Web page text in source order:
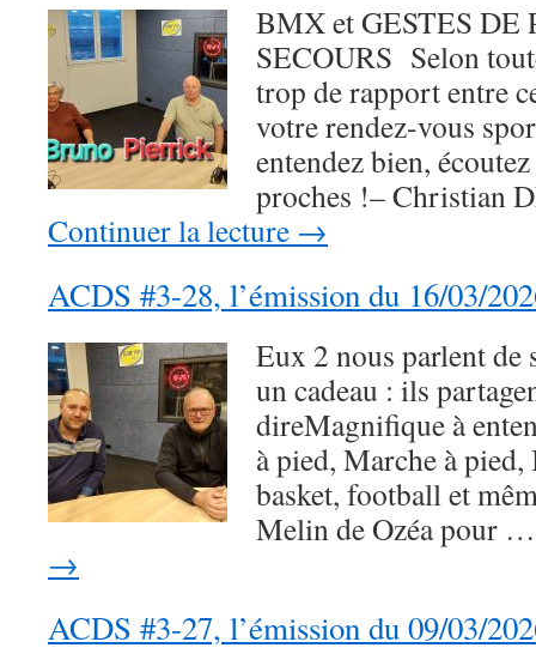
BMX et GESTES DE
SECOURS Selon
trop de rapport entre
votre rendez-vous
entendez bien,
proches !– Christian
Continuer la lecture →
ACDS #3-28, l’émission du 16/03/
Eux 2 nous parlent
un cadeau : ils
direMagnifique à
à pied, Marche à pied,
basket, football et
Melin de Ozéa pour
→
ACDS #3-27, l’émission du 09/03/